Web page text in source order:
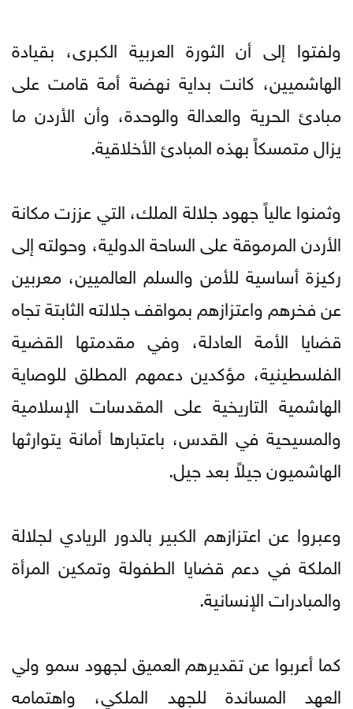
ولفتوا إلى أن الثورة العربية الكبرى، بقيادة
الهاشميين، كانت بداية نهضة أمة قامت على
مبادئ الحرية والعدالة والوحدة، وأن الأردن ما
يزال متمسكاً بهذه المبادئ الأخلاقية.
وثمنوا عالياً جهود جلالة الملك، التي عززت مكانة
الأردن المرموقة على الساحة الدولية، وحولته إلى
ركيزة أساسية للأمن والسلم العالميين، معربين
عن فخرهم واعتزازهم بمواقف جلالته الثابتة تجاه
قضايا الأمة العادلة، وفي مقدمتها القضية
الفلسطينية، مؤكدين دعمهم المطلق للوصاية
الهاشمية التاريخية على المقدسات الإسلامية
والمسيحية في القدس، باعتبارها أمانة يتوارثها
الهاشميون جيلاً بعد جيل.
وعبروا عن اعتزازهم الكبير بالدور الريادي لجلالة
الملكة في دعم قضايا الطفولة وتمكين المرأة
والمبادرات الإنسانية.
كما أعربوا عن تقديرهم العميق لجهود سمو ولي
العهد المساندة للجهد الملكي، واهتمامه